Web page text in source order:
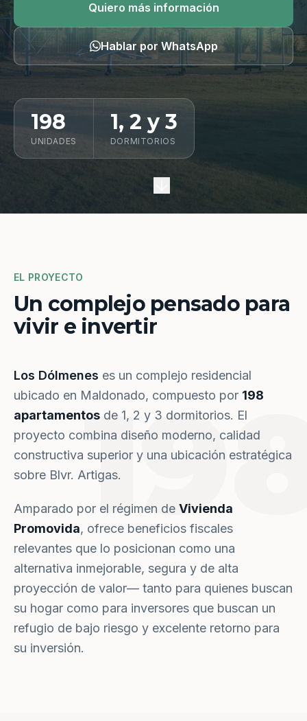
Quiero más información
Hablar por WhatsApp
198
UNIDADES
1, 2 y 3
DORMITORIOS
EL PROYECTO
Un complejo pensado para
vivir e invertir
Los Dólmenes es un complejo residencial
ubicado en Maldonado, compuesto por 198
apartamentos de 1, 2 y 3 dormitorios. El
proyecto combina diseño moderno, calidad
constructiva superior y una ubicación estratégica
sobre Blvr. Artigas.
Amparado por el régimen de Vivienda
Promovida, ofrece beneficios fiscales
relevantes que lo posicionan como una
alternativa inmejorable, segura y de alta
proyección de valor— tanto para quienes buscan
su hogar como para inversores que buscan un
refugio de bajo riesgo y excelente retorno para
su inversión.